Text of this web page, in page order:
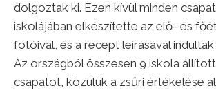
dolgoztak ki. Ezen kívül minden
iskolájában elkészítette az elő- és
fotóival, és a recept leírásával indultak
Az országból összesen 9 iskola
csapatot, közülük a zsűri értékelése